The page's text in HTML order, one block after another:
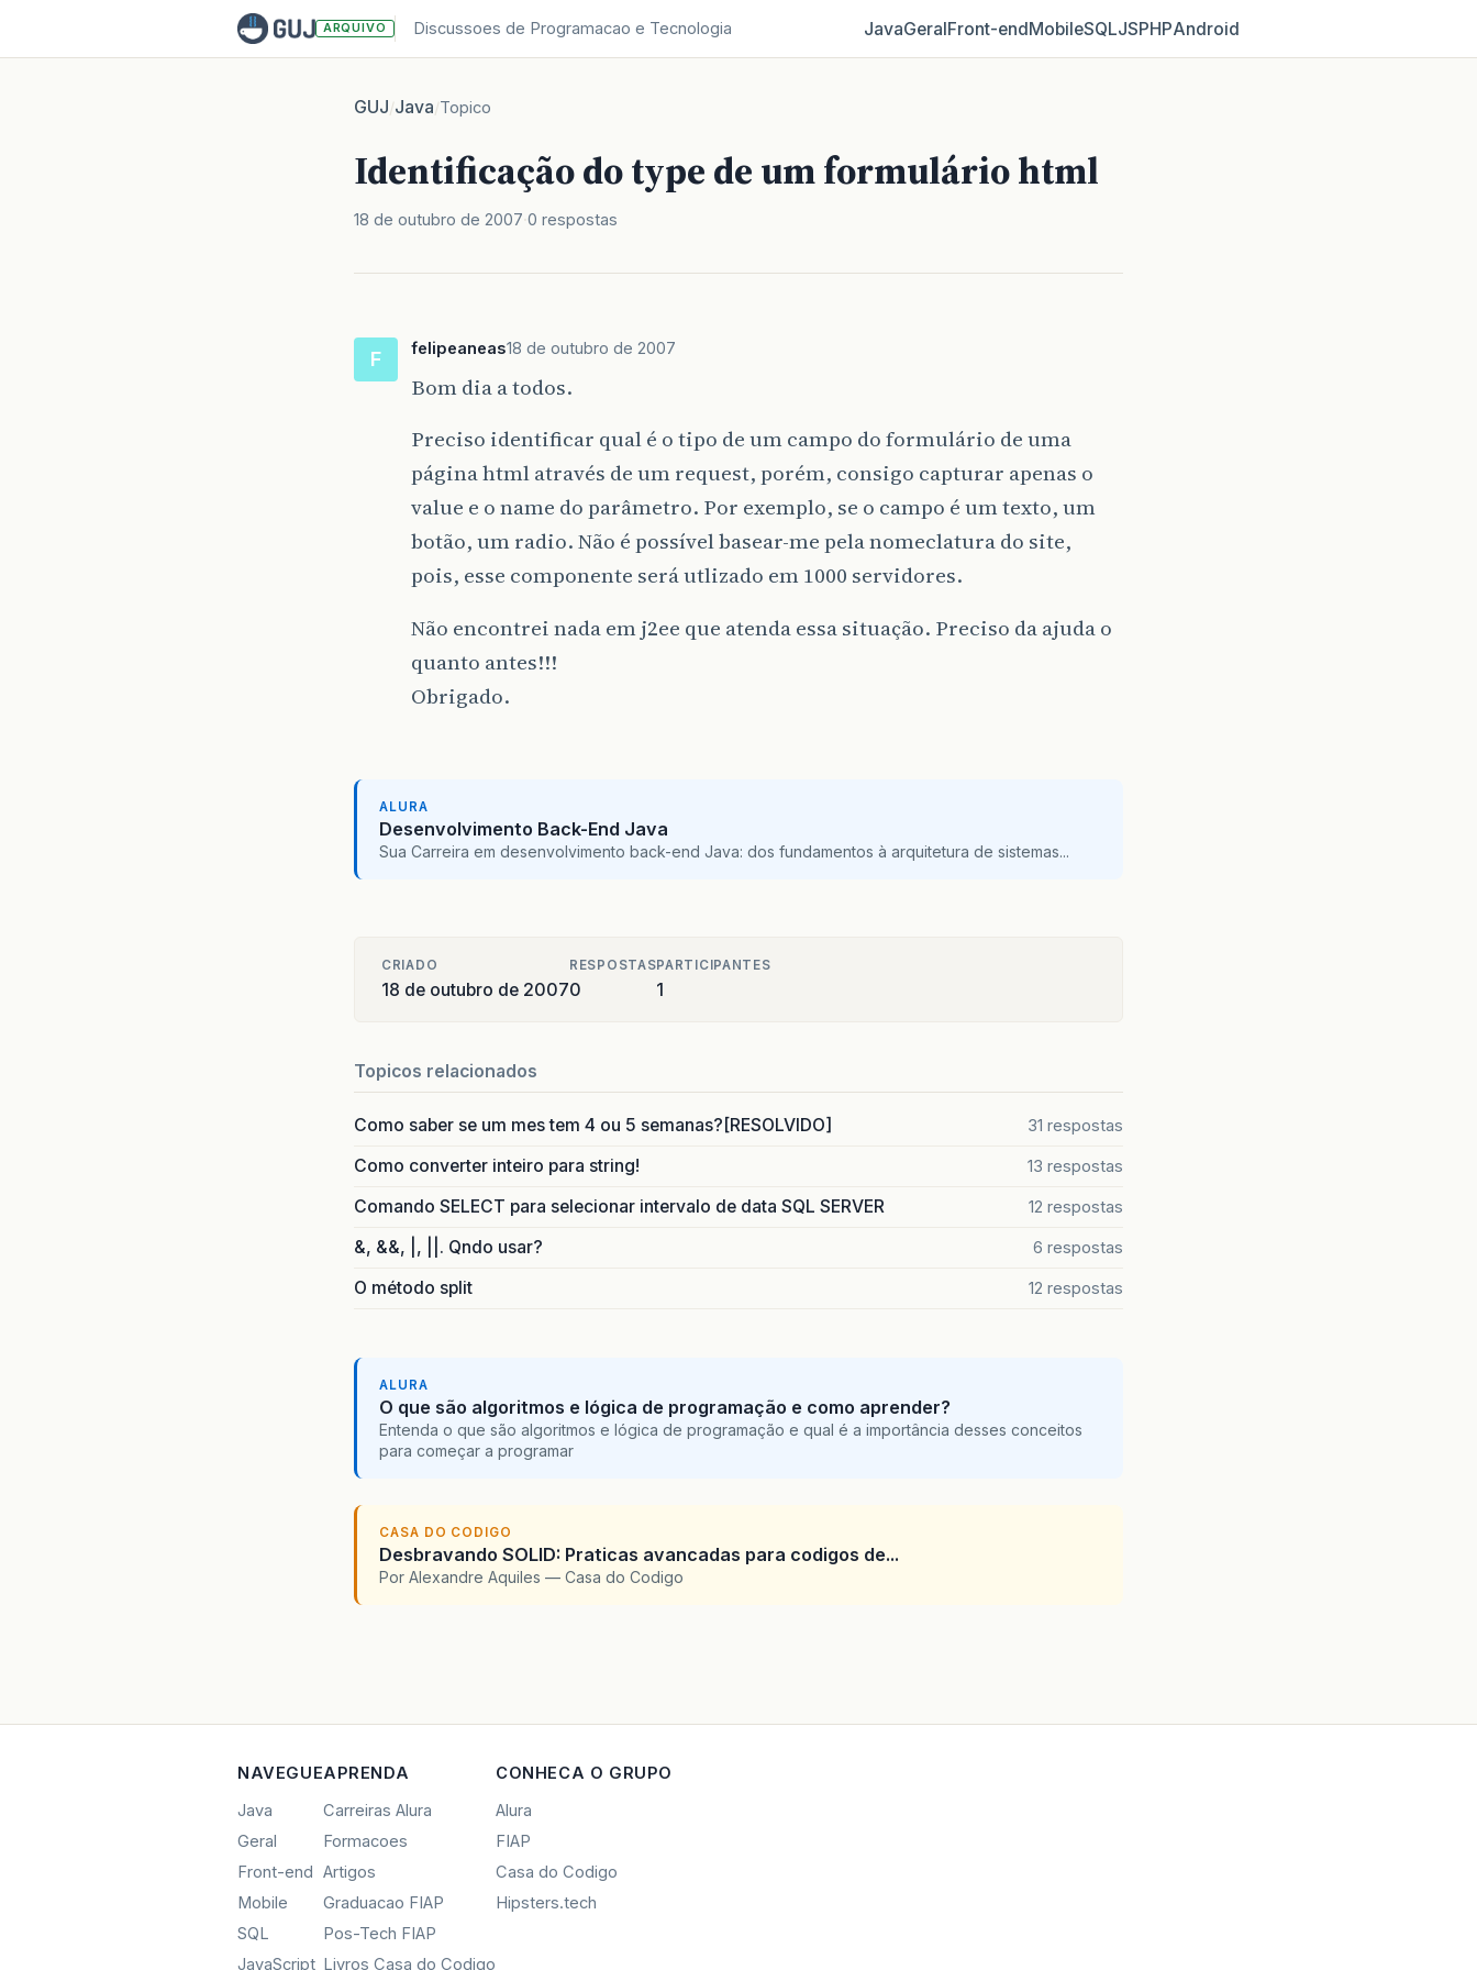
ARQUIVO Discussoes de Programacao e Tecnologia JavaGeralFront‑endMobileSQLJSPHPAndroid
GUJ/Java/Topico
Identificação do type de um formulário html
18 de outubro de 2007 0 respostas
F felipeaneas18 de outubro de 2007
Bom dia a todos.
Preciso identificar qual é o tipo de um campo do formulário de uma
página html através de um request, porém, consigo capturar apenas o
value e o name do parâmetro. Por exemplo, se o campo é um texto, um
botão, um radio. Não é possível basear-me pela nomeclatura do site,
pois, esse componente será utlizado em 1000 servidores.
Não encontrei nada em j2ee que atenda essa situação. Preciso da ajuda o
quanto antes!!!
Obrigado.
ALURA
Desenvolvimento Back-End Java
Sua Carreira em desenvolvimento back-end Java: dos fundamentos à arquitetura de sistemas...
CRIADO
18 de outubro de 2007
RESPOSTAS
0
PARTICIPANTES
1
Topicos relacionados
Como saber se um mes tem 4 ou 5 semanas?[RESOLVIDO] 31 respostas
Como converter inteiro para string! 13 respostas
Comando SELECT para selecionar intervalo de data SQL SERVER 12 respostas
&, &&, |, ||. Qndo usar? 6 respostas
O método split 12 respostas
ALURA
O que são algoritmos e lógica de programação e como aprender?
Entenda o que são algoritmos e lógica de programação e qual é a importância desses conceitos
para começar a programar
CASA DO CODIGO
Desbravando SOLID: Praticas avancadas para codigos de...
Por Alexandre Aquiles — Casa do Codigo
NAVEGUE
Java
Geral
Front-end
Mobile
SQL
JavaScript
APRENDA
Carreiras Alura
Formacoes
Artigos
Graduacao FIAP
Pos-Tech FIAP
Livros Casa do Codigo
CONHECA O GRUPO
Alura
FIAP
Casa do Codigo
Hipsters.tech